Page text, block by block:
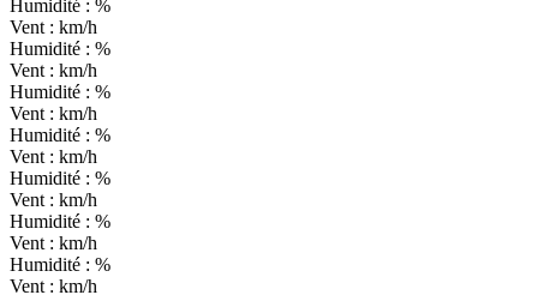
Humidité : %
Vent : km/h
Humidité : %
Vent : km/h
Humidité : %
Vent : km/h
Humidité : %
Vent : km/h
Humidité : %
Vent : km/h
Humidité : %
Vent : km/h
Humidité : %
Vent : km/h